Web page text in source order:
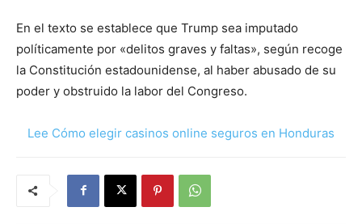
En el texto se establece que Trump sea imputado
políticamente por «delitos graves y faltas», según recoge
la Constitución estadounidense, al haber abusado de su
poder y obstruido la labor del Congreso.
Lee Cómo elegir casinos online seguros en Honduras